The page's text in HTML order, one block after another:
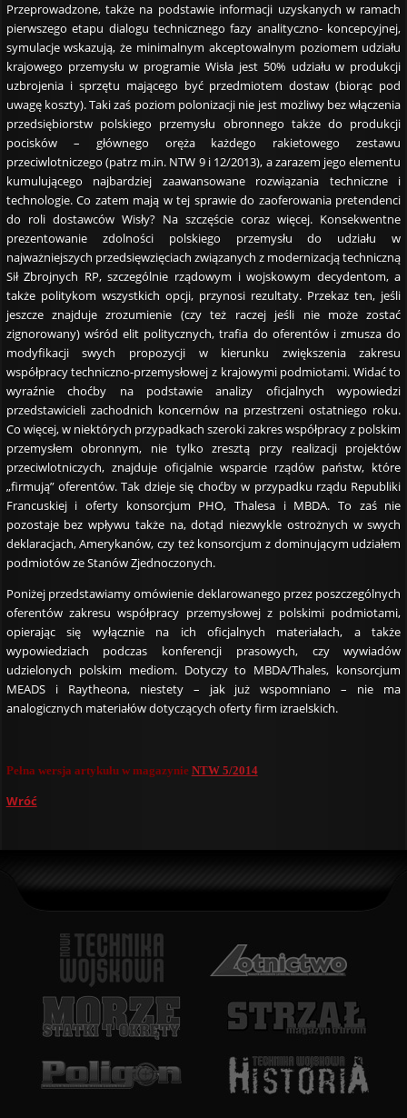
Przeprowadzone, także na podstawie informacji uzyskanych w ramach
pierwszego etapu dialogu technicznego fazy analityczno- koncepcyjnej,
symulacje wskazują, że minimalnym akceptowalnym poziomem udziału
krajowego przemysłu w programie Wisła jest 50% udziału w produkcji
uzbrojenia i sprzętu mającego być przedmiotem dostaw (biorąc pod
uwagę koszty). Taki zaś poziom polonizacji nie jest możliwy bez włączenia
przedsiębiorstw polskiego przemysłu obronnego także do produkcji
pocisków – głównego oręża każdego rakietowego zestawu
przeciwlotniczego (patrz m.in. NTW 9 i 12/2013), a zarazem jego elementu
kumulującego najbardziej zaawansowane rozwiązania techniczne i
technologie. Co zatem mają w tej sprawie do zaoferowania pretendenci
do roli dostawców Wisły? Na szczęście coraz więcej. Konsekwentne
prezentowanie zdolności polskiego przemysłu do udziału w
najważniejszych przedsięwzięciach związanych z modernizacją techniczną
Sił Zbrojnych RP, szczególnie rządowym i wojskowym decydentom, a
także politykom wszystkich opcji, przynosi rezultaty. Przekaz ten, jeśli
jeszcze znajduje zrozumienie (czy też raczej jeśli nie może zostać
zignorowany) wśród elit politycznych, trafia do oferentów i zmusza do
modyfikacji swych propozycji w kierunku zwiększenia zakresu
współpracy techniczno-przemysłowej z krajowymi podmiotami. Widać to
wyraźnie choćby na podstawie analizy oficjalnych wypowiedzi
przedstawicieli zachodnich koncernów na przestrzeni ostatniego roku.
Co więcej, w niektórych przypadkach szeroki zakres współpracy z polskim
przemysłem obronnym, nie tylko zresztą przy realizacji projektów
przeciwlotniczych, znajduje oficjalnie wsparcie rządów państw, które
„firmują” oferentów. Tak dzieje się choćby w przypadku rządu Republiki
Francuskiej i oferty konsorcjum PHO, Thalesa i MBDA. To zaś nie
pozostaje bez wpływu także na, dotąd niezwykle ostrożnych w swych
deklaracjach, Amerykanów, czy też konsorcjum z dominującym udziałem
podmiotów ze Stanów Zjednoczonych.
Poniżej przedstawiamy omówienie deklarowanego przez poszczególnych
oferentów zakresu współpracy przemysłowej z polskimi podmiotami,
opierając się wyłącznie na ich oficjalnych materiałach, a także
wypowiedziach podczas konferencji prasowych, czy wywiadów
udzielonych polskim mediom. Dotyczy to MBDA/Thales, konsorcjum
MEADS i Raytheona, niestety – jak już wspomniano – nie ma
analogicznych materiałów dotyczących oferty firm izraelskich.
Pełna wersja artykułu w magazynie NTW 5/2014
Wróć